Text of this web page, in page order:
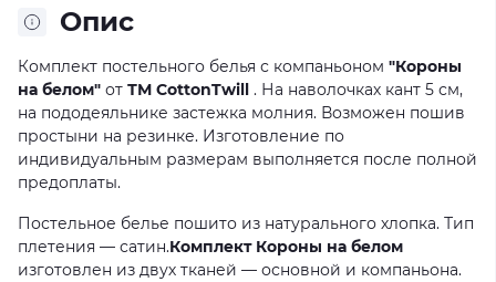
Опис
Комплект постельного белья с компаньоном "Короны
на белом" от ТМ CottonTwill . На наволочках кант 5 см,
на пододеяльнике застежка молния. Возможен пошив
простыни на резинке. Изготовление по
индивидуальным размерам выполняется после полной
предоплаты.
Постельное белье пошито из натурального хлопка. Тип
плетения — сатин.Комплект Короны на белом
изготовлен из двух тканей — основной и компаньона.